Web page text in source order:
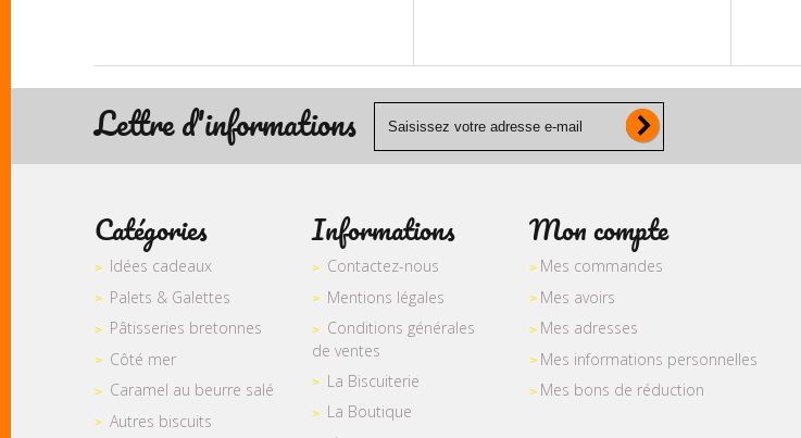
Lettre d'informations
Catégories
Idées cadeaux
Palets & Galettes
Pâtisseries bretonnes
Côté mer
Caramel au beurre salé
Autres biscuits
Informations
Contactez-nous
Mentions légales
Conditions générales
de ventes
La Biscuiterie
La Boutique
Mon compte
Mes commandes
Mes avoirs
Mes adresses
Mes informations personnelles
Mes bons de réduction